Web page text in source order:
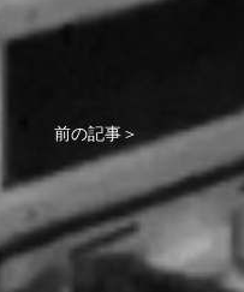
前の記事＞